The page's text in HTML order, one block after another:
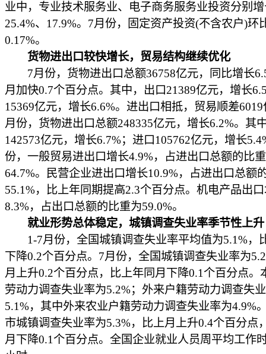
业中，专业技术服务业、电子商务服务业投资分别
25.4%、17.9%。7月份，固定资产投资(不含农户)环
0.17%。
货物进出口较快增长，贸易结构继续优化
7月份，货物进出口总额36758亿元，同比增长
月加快0.7个百分点。其中，出口21389亿元，增长
15369亿元，增长6.6%。进出口相抵，贸易顺差
月份，货物进出口总额248335亿元，增长6.2%。其
142573亿元，增长6.7%；进口105762亿元，增长
份，一般贸易进出口增长4.9%，占进出口总额的比
64.7%。民营企业进出口增长10.9%，占进出口总额
55.1%，比上年同期提高2.3个百分点。机电产品出
8.3%，占出口总额的比重为59.0%。
就业形势总体稳定，城镇调查失业率季节性上升
1-7月份，全国城镇调查失业率平均值为5.1%，
下降0.2个百分点。7月份，全国城镇调查失业率为
月上升0.2个百分点，比上年同月下降0.1个百分点。
劳动力调查失业率为5.2%；外来户籍劳动力调查失
5.1%，其中外来农业户籍劳动力调查失业率为4.9%
市城镇调查失业率为5.3%，比上月上升0.4个百分点
月下降0.1个百分点。全国企业就业人员周平均工作